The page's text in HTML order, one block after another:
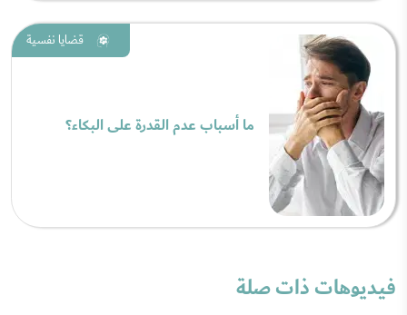
قضايا نفسية
ما أسباب عدم القدرة على البكاء؟
فيديوهات ذات صلة